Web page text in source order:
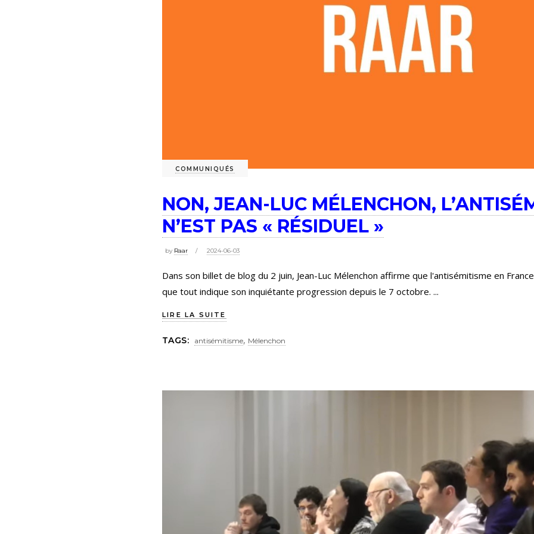
COMMUNIQUÉS
NON, JEAN-LUC MÉLENCHON,
N’EST PAS « RÉSIDUEL »
by Raar 2024-06-03
Dans son billet de blog du 2 juin, Jean-Luc Mélenchon affirme que l'antisémitisme en
que tout indique son inquiétante progression depuis le 7 octobre.
LIRE LA SUITE
TAGS: antisémitisme, Mélenchon